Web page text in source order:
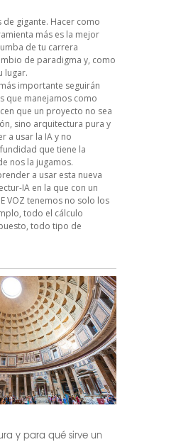
de gigante. Hacer como
más es la mejor
de tu carrera
de paradigma y, como
lugar.
importante seguirán
que manejamos como
que un proyecto no sea
sino arquitectura pura y
a usar la IA y no
que tiene la
nos la jugamos.
a usar esta nueva
IA en la que con un
VOZ tenemos no solo los
todo el cálculo
todo tipo de
y para qué sirve un